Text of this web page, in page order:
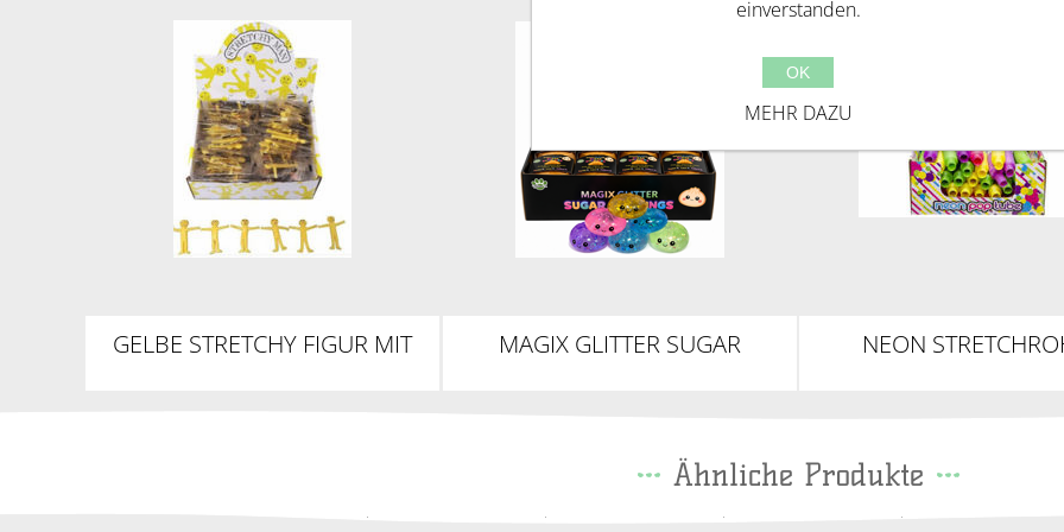
GELBE STRETCHY FIGUR MIT
MAGIX GLITTER SUGAR
NEON
Ähnliche Produkte
einverstanden.
OK
MEHR DAZU